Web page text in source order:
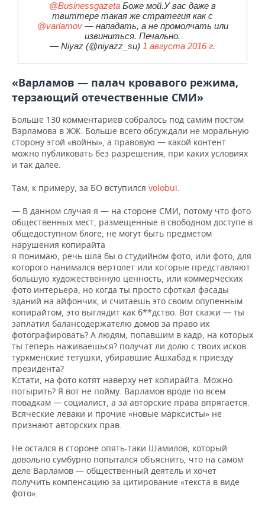
@Businessgazeta Боже мой.У вас даже в
твиттере такая же стратегия как с
@varlamov— нападать, а не промолчать или
извиниться. Печально.
— Niyaz (@niyazz_su) 1 августа 2016 г.
«Варламов — палач кровавого режима,
терзающий отечественные СМИ»
Больше 130 комментариев собралось под самим постом
Варламова в ЖЖ. Больше всего обсуждали не моральную
сторону этой «войны», а правовую — какой контент
можно публиковать без разрешения, при каких условиях
и так далее.
Там, к примеру, за БО вступился volobui.
— В данном случая я — на стороне СМИ, потому что фото
общественных мест, размещенные в свободном доступе в
общедоступном блоге, не могут быть предметом
нарушения копирайта
я понимаю, речь шла бы о студийном фото, или фото, для
которого нанимался вертолет или которые представляют
большую художественную ценность, или коммерческих
фото интерьера, но когда ты просто сфоткал фасады
зданий на айфончик, и считаешь это своим опупенным
копирайтом, это выглядит как б**дство. Вот скажи — ты
заплатил балансодержателю домов за право их
фотографировать? А людям, попавшим в кадр, на которых
ты теперь наживаешься? получат ли долю с твоих исков
туркменские тетушки, убиравшие Ашхабад к приезду
президента?
Кстати, на фото котят наверху нет копирайта. Можно
потырить? Я вот не пойму. Варламов вроде по всем
повадкам — социалист, а за авторские права впрягается.
Всяческие леваки и прочие «новые марксисты» не
признают авторских прав.
Не остался в стороне опять-таки Шамилов, который
довольно сумбурно попытался объяснить, что на самом
деле Варламов — общественный деятель и хочет
получить компенсацию за цитирование «текста в виде
фото».